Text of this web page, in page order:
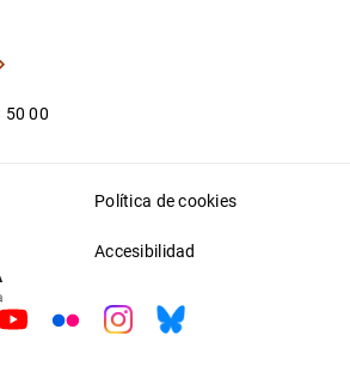
50 00
Política de cookies
Accesibilidad
YoutubeFlickrInstagram
Bluesky